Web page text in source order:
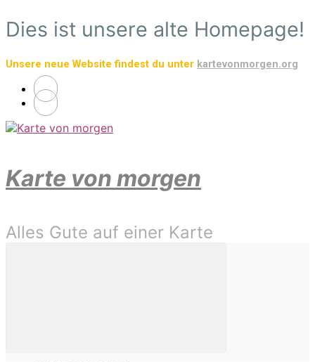
Zum
Hauptinhalt
Dies ist unsere alte Homepage!
Unsere neue Website findest du unter kartevonmorgen.org
Karte von morgen
Alles Gute auf einer Karte